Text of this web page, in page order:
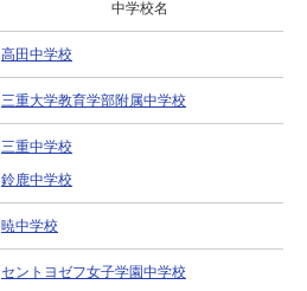
中学校名
高田中学校
三重大学教育学部附属中学校
三重中学校
鈴鹿中学校
暁中学校
セントヨゼフ女子学園中学校